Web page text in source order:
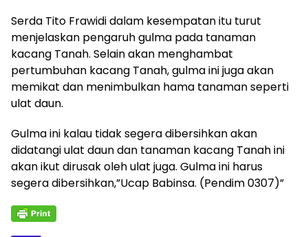
Serda Tito Frawidi dalam kesempatan itu turut
menjelaskan pengaruh gulma pada tanaman
kacang Tanah. Selain akan menghambat
pertumbuhan kacang Tanah, gulma ini juga akan
memikat dan menimbulkan hama tanaman seperti
ulat daun.
Gulma ini kalau tidak segera dibersihkan akan
didatangi ulat daun dan tanaman kacang Tanah ini
akan ikut dirusak oleh ulat juga. Gulma ini harus
segera dibersihkan,”Ucap Babinsa. (Pendim 0307)”